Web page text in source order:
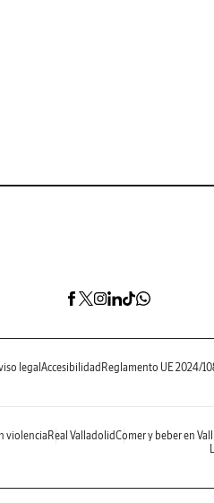
legal Accesibilidad Reglamento UE 2024/
violenciaReal ValladolidComer y beber en